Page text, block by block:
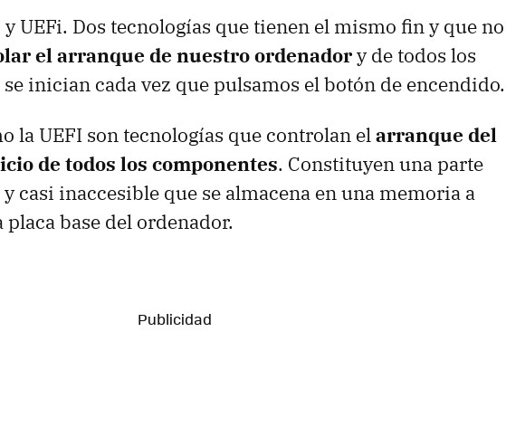
y UEFi. Dos tecnologías que tienen el mismo fin y que no
el arranque de nuestro ordenadory de todos los
inician cada vez que pulsamos el botón de encendido.
la UEFI son tecnologías que controlan elarranque del
de todos los componentes. Constituyen una parte
casi inaccesible que se almacena en una memoria a
base del ordenador.